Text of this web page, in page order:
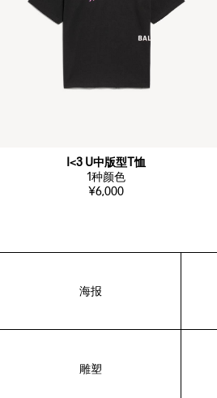
I<3 U中版型T恤
1种颜色
¥6,000
海报
雕塑